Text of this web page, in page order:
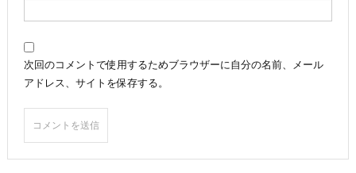
次回のコメントで使用するためブラウザーに自分の名前、メール
アドレス、サイトを保存する。